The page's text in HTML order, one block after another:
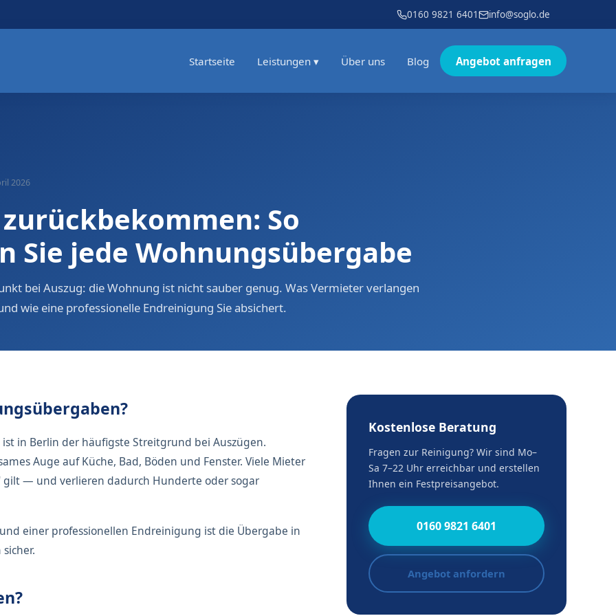
0160 9821 6401 info@soglo.de
Startseite Leistungen ▾ Über uns Blog Angebot anfragen
2026
So
Sie jede Wohnungsübergabe
bei Auszug: die Wohnung ist nicht sauber genug. Was Vermieter verlangen
wie eine professionelle Endreinigung Sie absichert.
in Berlin der häufigste Streitgrund bei Auszügen.
Auge auf Küche, Bad, Böden und Fenster. Viele Mieter
gilt — und verlieren dadurch Hunderte oder sogar
einer professionellen Endreinigung ist die Übergabe in
Kostenlose Beratung
Fragen zur Reinigung? Wir sind Mo–
Sa 7–22 Uhr erreichbar und erstellen
Ihnen ein Festpreisangebot.
0160 9821 6401
Angebot anfordern